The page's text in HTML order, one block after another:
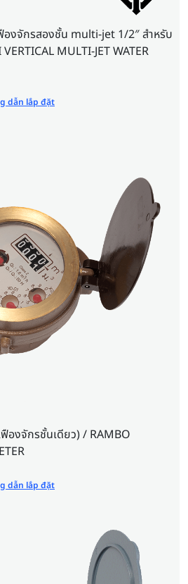
องจักรสองชั้น multi-jet 1/2″ สำหรับ
MULTI-JET WATER
dẫn lắp đặt
องจักรชั้นเดียว) / RAMBO
dẫn lắp đặt